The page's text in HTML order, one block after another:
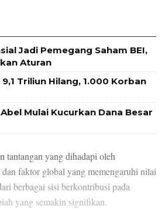
Jadi Pemegang Saham BEI,
Aturan
Triliun Hilang, 1.000 Korban
Mulai Kucurkan Dana Besar
tantangan yang dihadapi oleh
faktor global yang memengaruhi nilai
berbagai sisi berkontribusi pada
yang semakin signifikan.